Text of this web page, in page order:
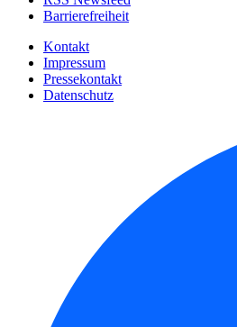
Barrierefreiheit
Kontakt
Impressum
Pressekontakt
Datenschutz